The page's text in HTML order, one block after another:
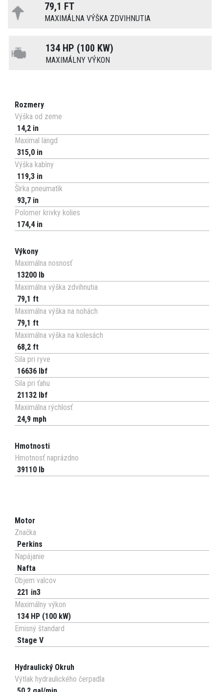
79,1 FT
MAXIMÁLNA VÝŠKA ZDVIHNUTIA
134 HP (100 KW)
MAXIMÁLNY VÝKON
Rozmery
Výška od zeme
14,2 in
Maximal längd
315,0 in
Výška kabìny
119,3 in
Šìrka pneumatìk
93,7 in
Polomer krivky kolies
174,4 in
Výkony
Maximálna nosnosť
13200 lb
Maximálna výška zdvihnutia
79,1 ft
Maximálna výška na nohách
79,1 ft
Maximálna výška na kolesách
68,2 ft
Sila pri ryve
16636 lbf
Sila pri ťahu
21132 lbf
Maximálna rýchlosť
24,9 mph
Hmotnosti
Hmotnosť naprázdno
39110 lb
Motor
Značka
Perkins
Napájanie
Nafta
Objem valcov
221 in3
Maximálny výkon
134 HP (100 kW)
Emisný štandard
Stage V
Hydraulický Okruh
Výtlak hydraulického čerpadla